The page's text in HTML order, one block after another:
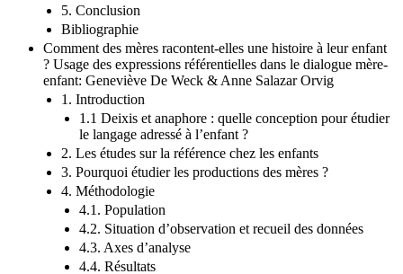
5. Conclusion
Bibliographie
Comment des mères racontent-elles une histoire à leur enfant
? Usage des expressions référentielles dans le dialogue mère-
enfant: Geneviève De Weck & Anne Salazar Orvig
1. Introduction
1.1 Deixis et anaphore : quelle conception pour étudier
le langage adressé à l’enfant ?
2. Les études sur la référence chez les enfants
3. Pourquoi étudier les productions des mères ?
4. Méthodologie
4.1. Population
4.2. Situation d’observation et recueil des données
4.3. Axes d’analyse
4.4. Résultats